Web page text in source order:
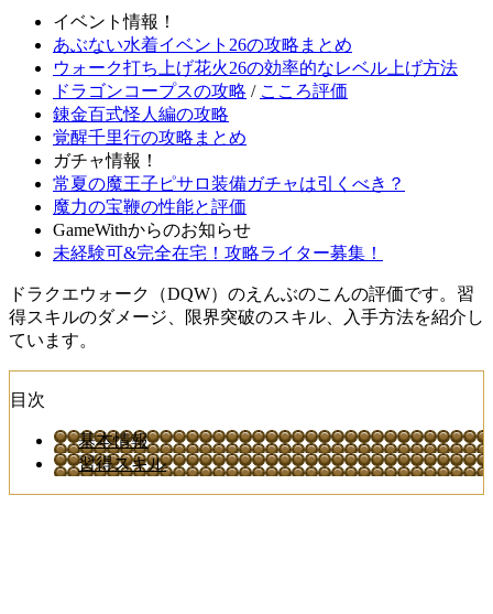
イベント情報！
あぶない水着イベント26の攻略まとめ
ウォーク打ち上げ花火26の効率的なレベル上げ方法
ドラゴンコープスの攻略 / こころ評価
錬金百式怪人編の攻略
覚醒千里行の攻略まとめ
ガチャ情報！
常夏の魔王子ピサロ装備ガチャは引くべき？
魔力の宝鞭の性能と評価
GameWithからのお知らせ
未経験可&完全在宅！攻略ライター募集！
ドラクエウォーク（DQW）のえんぶのこんの評価です。習
得スキルのダメージ、限界突破のスキル、入手方法を紹介し
ています。
目次
基本情報
習得スキル